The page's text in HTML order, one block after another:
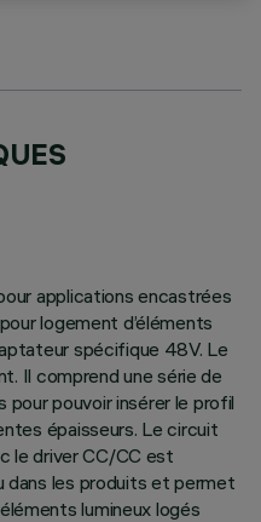
applications encastrées
logement d’éléments
spécifique 48V. Le
Il comprend une série de
pouvoir insérer le profil
épaisseurs. Le circuit
le driver CC/CC est
dans les produits et permet
lumineux logés